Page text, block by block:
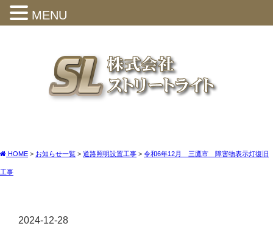
HOME > お知らせ一覧 > 道路照明設置工事 > 令和6年12月 三鷹市 障害物表示灯復旧
工事
2024-12-28
MENU